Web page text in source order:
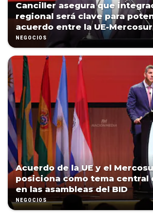
Canciller asegura que
regional será clave para
acuerdo entre la UE-Mercosur
NEGOCIOS
Acuerdo de la UE y el
posiciona como tema central
en las asambleas del BID
NEGOCIOS